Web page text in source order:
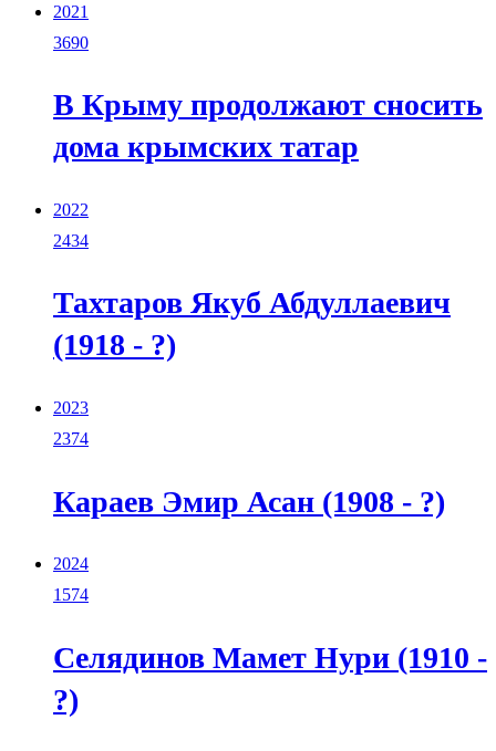
2021
3690
В Крыму продолжают сносить
дома крымских татар
2022
2434
Тахтаров Якуб Абдуллаевич
(1918 - ?)
2023
2374
Караев Эмир Асан (1908 - ?)
2024
1574
Селядинов Мамет Нури (1910 -
?)